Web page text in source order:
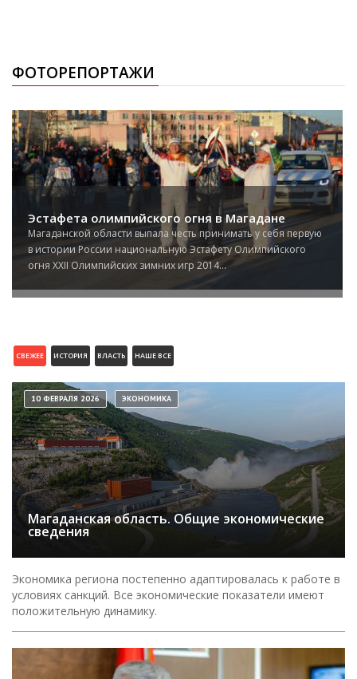
ФОТОРЕПОРТАЖИ
Эстафета олимпийского огня в Магадане
Магаданской области выпала честь принимать у себя первую
в истории России национальную Эстафету Олимпийского
огня XXII Олимпийских зимних игр 2014...
СВЕЖЕЕ ИСТОРИЯ ВЛАСТЬ НАШЕ ВСЕ
Магаданская область. Общие экономические
сведения
10 ФЕВРАЛЯ 2026 ЭКОНОМИКА
Экономика региона постепенно адаптировалась к работе в
условиях санкций. Все экономические показатели имеют
положительную динамику.